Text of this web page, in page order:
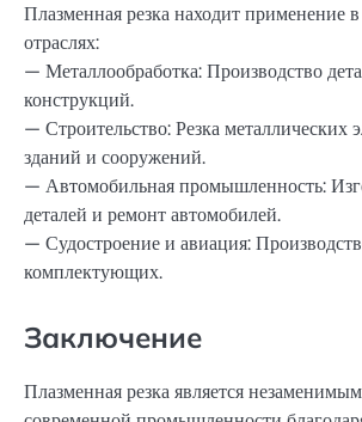
Плазменная резка находит применение
отраслях:
— Металлообработка: Производство
конструкций.
— Строительство: Резка металлических
зданий и сооружений.
— Автомобильная промышленность:
деталей и ремонт автомобилей.
— Судостроение и авиация:
комплектующих.
Заключение
Плазменная резка является